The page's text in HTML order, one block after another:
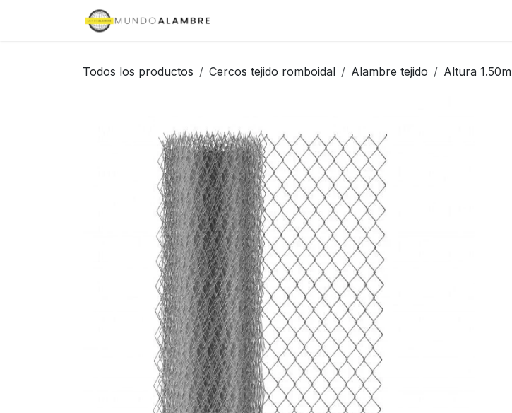
Todos los productos Cercos tejido romboidal Alambre tejido Altura 1.50m